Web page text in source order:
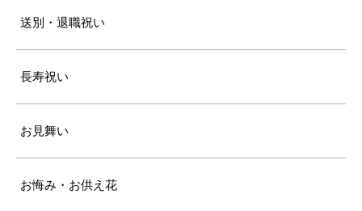
送別・退職祝い
長寿祝い
お見舞い
お悔み・お供え花